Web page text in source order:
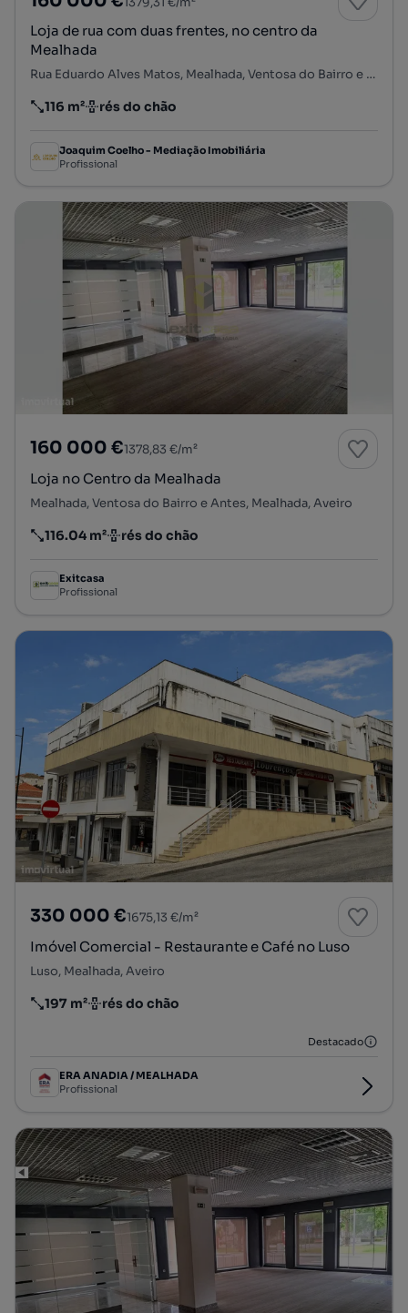
Loja de rua com duas frentes, no centro da
Mealhada
Rua Eduardo Alves Matos, Mealhada, Ventosa do Bairro e Antes, Mealhada, Aveiro
Preço por metro quadrado
116 m²
Andar rés do chão
Joaquim Coelho - Mediação Imobiliária
Profissional
160 000 €1378,83 €/m²
Loja no Centro da Mealhada
Mealhada, Ventosa do Bairro e Antes, Mealhada, Aveiro
Preço por metro quadrado
116.04 m²
Andar rés do chão
Exitcasa
Profissional
330 000 €1675,13 €/m²
Imóvel Comercial - Restaurante e Café no Luso
Luso, Mealhada, Aveiro
Preço por metro quadrado
197 m²
Andar rés do chão
Destacado
ERA ANADIA / MEALHADA
Profissional